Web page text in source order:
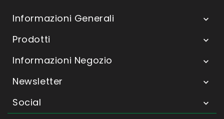
Informazioni Generali 
Prodotti 
Informazioni Negozio 
Newsletter 
Social 